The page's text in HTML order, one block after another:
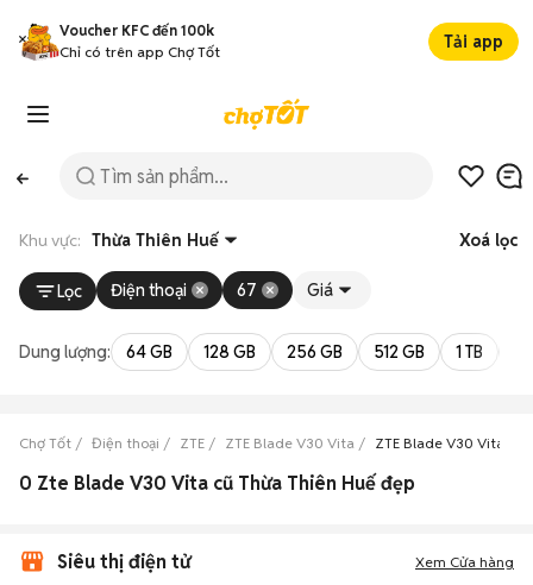
Voucher KFC đến 100k
Chỉ có trên app Chợ Tốt
Tải app
Khu vực: Thừa Thiên Huế Xoá lọc
Lọc Điện thoại 67 Giá
Dung lượng: 64 GB 128 GB 256 GB 512 GB 1 TB
Chợ Tốt Điện thoại ZTE ZTE Blade V30 Vita ZTE Blade V30 Vita
0 Zte Blade V30 Vita cũ Thừa Thiên Huế đẹp
Siêu thị điện tử Xem Cửa hàng